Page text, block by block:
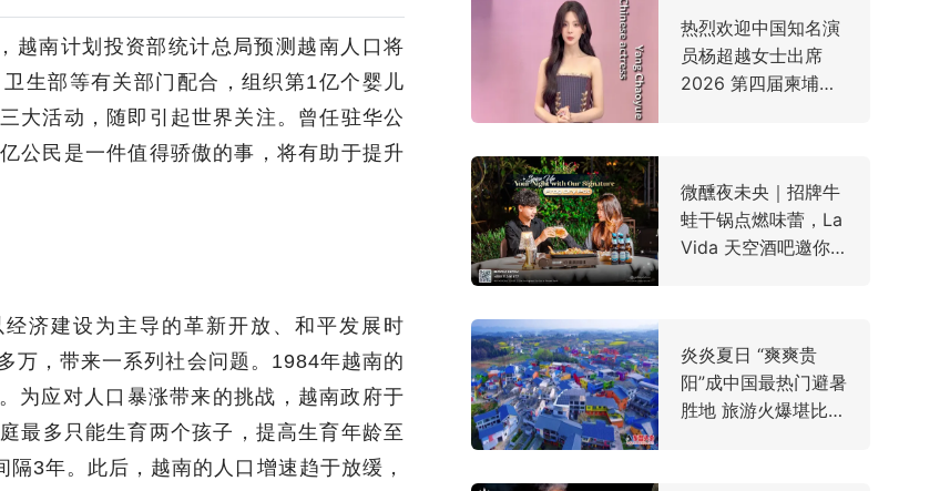
越南计划投资部统计总局预测越南人口将
生部等有关部门配合，组织第1亿个婴儿
大活动，随即引起世界关注。曾任驻华公
公民是一件值得骄傲的事，将有助于提升
济建设为主导的革新开放、和平发展时
万，带来一系列社会问题。1984年越南的
为应对人口暴涨带来的挑战，越南政府于
最多只能生育两个孩子，提高生育年龄至
3年。此后，越南的人口增速趋于放缓，
热烈欢迎中国知名演
员杨超越女士出席
2026 第四届柬埔寨
微醺夜未央｜招牌牛
蛙干锅点燃味蕾，La
Vida 天空酒吧邀你
炎炎夏日 “爽爽贵
阳”成中国最热门避暑
胜地 旅游火爆堪比黄